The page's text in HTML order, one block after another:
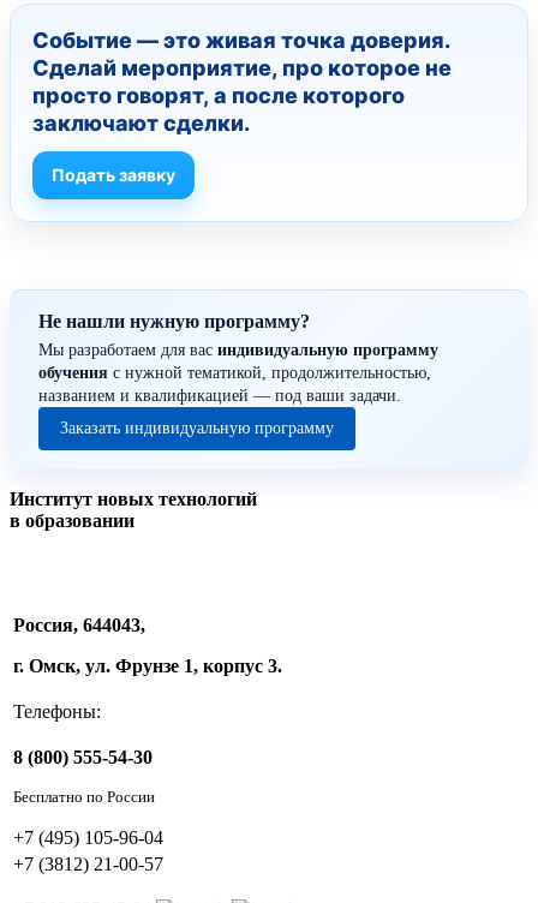
Событие — это живая точка доверия.
Сделай мероприятие, про которое не
просто говорят, а после которого
заключают сделки.
Подать заявку
Не нашли нужную программу?
Мы разработаем для вас индивидуальную программу
обучения с нужной тематикой, продолжительностью,
названием и квалификацией — под ваши задачи.
Заказать индивидуальную программу
Институт новых технологий
в образовании
Россия, 644043,
г. Омск, ул. Фрунзе 1, корпус 3.
Телефоны:
8 (800) 555-54-30
Бесплатно по России
+7 (495) 105-96-04
+7 (3812) 21-00-57